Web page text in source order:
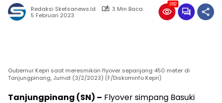
Redaksi Sketsanews.id
3 Min Baca
5 Februari 2023
382
Gubernur Kepri saat meresmikan flyover sepanjang 450 meter di
Tanjungpinang, Jumat (3/2/2023) (F/Diskominfo Kepri)
Tanjungpinang (SN) – Flyover simpang Basuki